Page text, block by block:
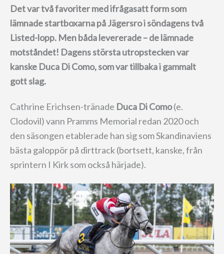
Det var två favoriter med ifrågasatt form som
lämnade startboxarna på Jägersro i söndagens två
Listed-lopp. Men båda levererade – de lämnade
motståndet! Dagens största utropstecken var
kanske Duca Di Como, som var tillbaka i gammalt
gott slag.
Cathrine Erichsen-tränade Duca Di Como(e.
Clodovil) vann Pramms Memorial redan 2020 och
den säsongen etablerade han sig som Skandinaviens
bästa galoppör på dirttrack (bortsett, kanske, från
sprintern I Kirk som också härjade).